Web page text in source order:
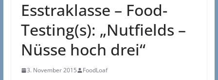
Esstraklasse – Food-
Testing(s): „Nutfields –
Nüsse hoch drei“
3. November 2015 FoodLoaf